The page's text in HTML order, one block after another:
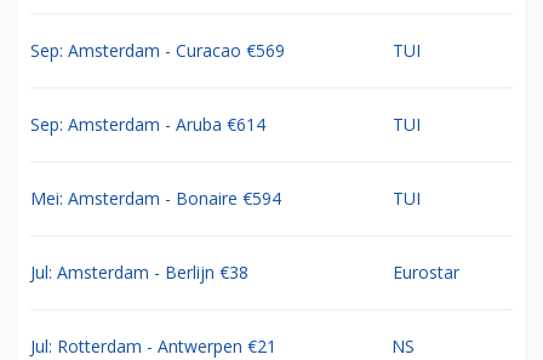
Sep: Amsterdam - Curacao €569 TUI
Sep: Amsterdam - Aruba €614 TUI
Mei: Amsterdam - Bonaire €594 TUI
Jul: Amsterdam - Berlijn €38 Eurostar
Jul: Rotterdam - Antwerpen €21 NS